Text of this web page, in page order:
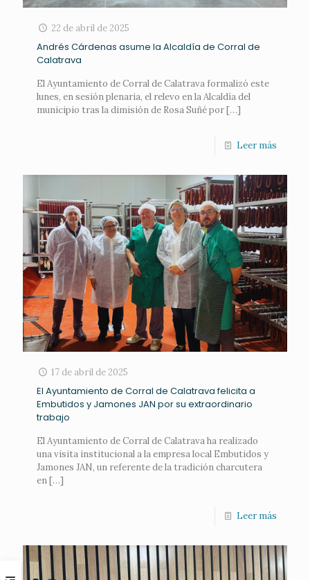
22 de abril de 2025
Andrés Cárdenas asume la Alcaldía de Corral de
Calatrava
El Ayuntamiento de Corral de Calatrava formalizó este
lunes, en sesión plenaria, el relevo en la Alcaldía del
municipio tras la dimisión de Rosa Suñé por[…]
Leer más
17 de abril de 2025
El Ayuntamiento de Corral de Calatrava felicita a
Embutidos y Jamones JAN por su extraordinario
trabajo
El Ayuntamiento de Corral de Calatrava ha realizado
una visita institucional a la empresa local Embutidos y
Jamones JAN, un referente de la tradición charcutera
en[…]
Leer más